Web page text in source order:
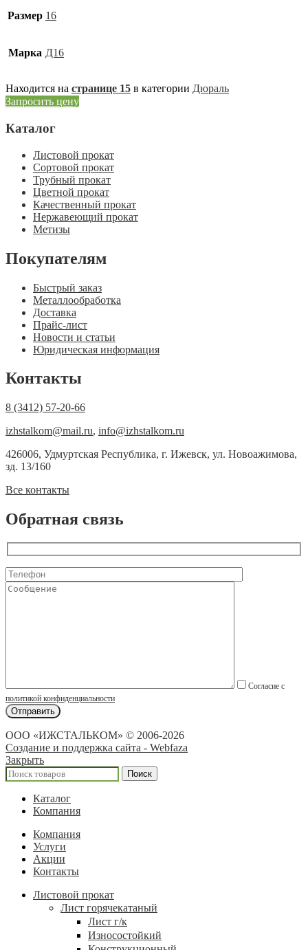
Размер 16
Марка Д16
Находится на странице 15 в категории Дюраль
Запросить цену
Каталог
Листовой прокат
Сортовой прокат
Трубный прокат
Цветной прокат
Качественный прокат
Нержавеющий прокат
Метизы
Покупателям
Быстрый заказ
Металлообработка
Доставка
Прайс-лист
Новости и статьи
Юридическая информация
Контакты
8 (3412) 57-20-66
izhstalkom@mail.ru, info@izhstalkom.ru
426006, Удмуртская Республика, г. Ижевск, ул. Новоажимова,
зд. 13/160
Все контакты
Обратная связь
Согласие с
политикой конфиденциальности
ООО «ИЖСТАЛЬКОМ» © 2006-2026
Создание и поддержка сайта - Webfaza
Закрыть
Поиск
Каталог
Компания
Компания
Услуги
Акции
Контакты
Листовой прокат
Лист горячекатаный
Лист г/к
Износостойкий